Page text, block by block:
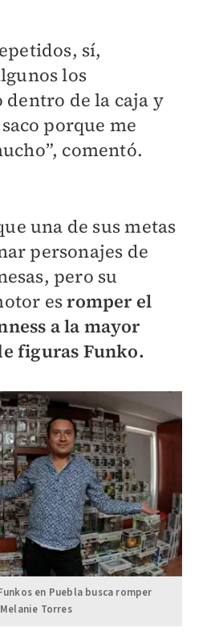
sí,
los
dentro de la caja y
porque me
comentó.
una de sus metas
personajes de
pero su
esromper el
a la mayor
figuras Funko.
en Puebla busca romper
Torres